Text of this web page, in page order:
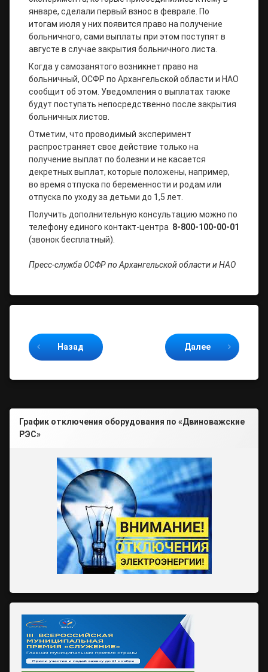
январе, сделали первый взнос в феврале. По
итогам июля у них появится право на получение
больничного, сами выплаты при этом поступят в
августе в случае закрытия больничного листа.
Когда у самозанятого возникнет право на
больничный, ОСФР по Архангельской области и НАО
сообщит об этом. Уведомления о выплатах также
будут поступать непосредственно после закрытия
больничных листов.
Отметим, что проводимый эксперимент
распространяет свое действие только на
получение выплат по болезни и не касается
декретных выплат, которые положены, например,
во время отпуска по беременности и родам или
отпуска по уходу за детьми до 1,5 лет.
Получить дополнительную консультацию можно по
телефону единого контакт-центра 8-800-100-00-01
(звонок бесплатный).
Пресс-служба ОСФР по Архангельской области и НАО
Назад Далее
График отключения оборудования по «Двиноважские
РЭС»